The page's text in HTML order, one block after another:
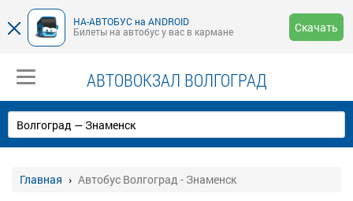
НА-АВТОБУС на ANDROID
Билеты на автобус у вас в кармане
Скачать
АВТОВОКЗАЛ ВОЛГОГРАД
Главная Автобус Волгоград - Знаменск